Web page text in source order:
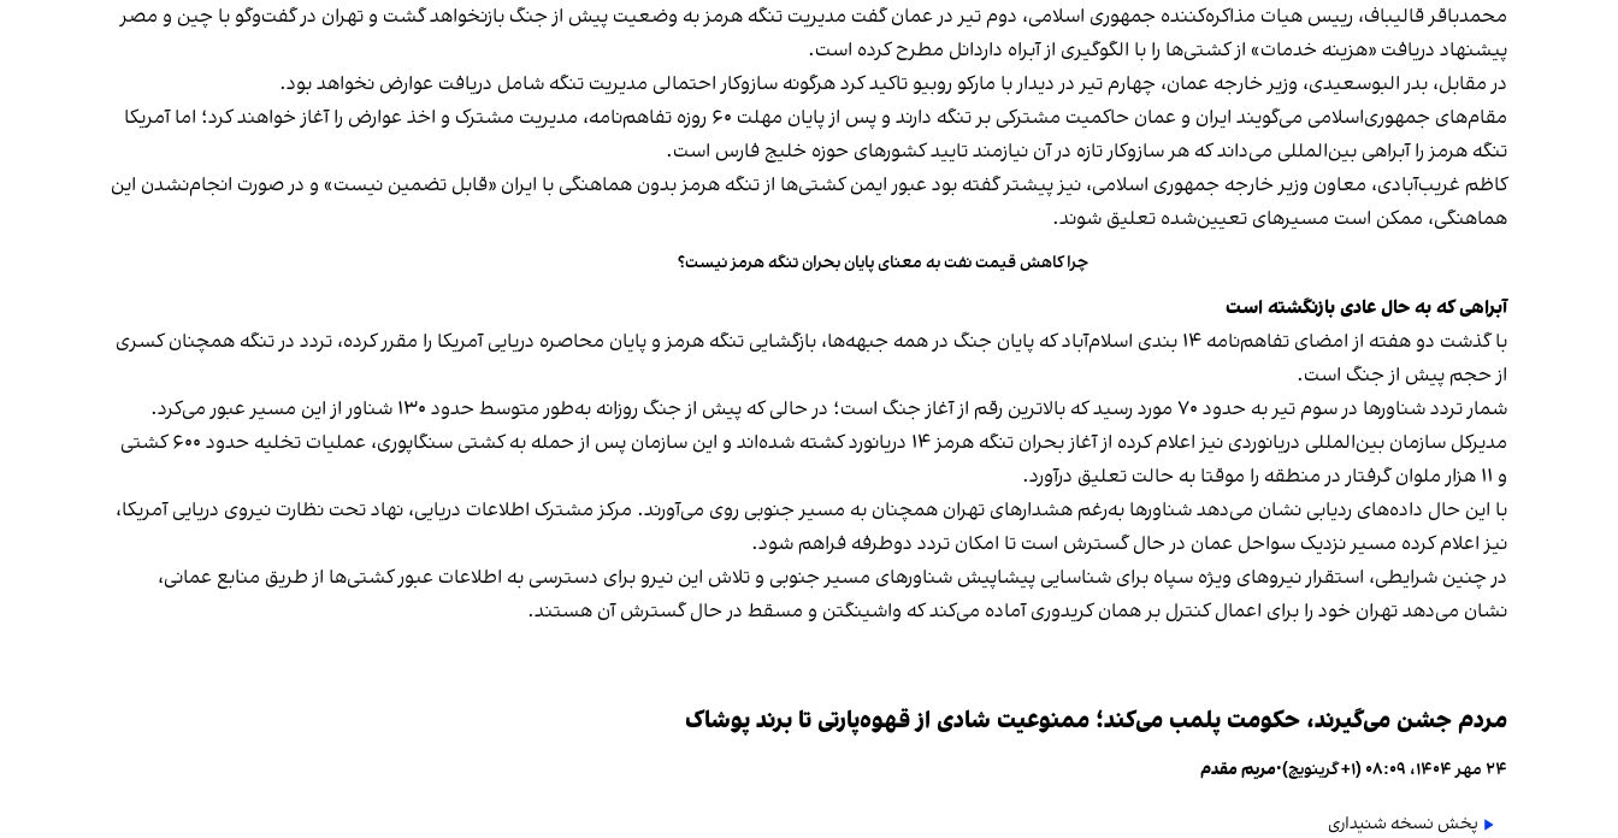
محمدباقر قالیباف، رییس هیات مذاکره‌کننده جمهوری اسلامی، دوم تیر در عمان گفت مدیریت تنگه هرمز به وضعیت پیش از جنگ بازنخواهد گشت و تهران در گفت‌وگو با چین و مصر
پیشنهاد دریافت «هزینه خدمات» از کشتی‌ها را با الگوگیری از آبراه داردانل مطرح کرده است.
در مقابل، بدر البوسعیدی، وزیر خارجه عمان، چهارم تیر در دیدار با مارکو روبیو تاکید کرد هرگونه سازوکار احتمالی مدیریت تنگه شامل دریافت عوارض نخواهد بود.
مقام‌های جمهوری‌اسلامی می‌گویند ایران و عمان حاکمیت مشترکی بر تنگه دارند و پس از پایان مهلت ۶۰ روزه تفاهم‌نامه، مدیریت مشترک و اخذ عوارض را آغاز خواهند کرد؛ اما آمریکا
تنگه هرمز را آبراهی بین‌المللی می‌داند که هر سازوکار تازه در آن نیازمند تایید کشورهای حوزه خلیج فارس است.
کاظم غریب‌آبادی، معاون وزیر خارجه جمهوری اسلامی، نیز پیشتر گفته بود عبور ایمن کشتی‌ها از تنگه هرمز بدون هماهنگی با ایران «قابل تضمین نیست» و در صورت انجام‌نشدن این
هماهنگی، ممکن است مسیرهای تعیین‌شده تعلیق شوند.
چرا کاهش قیمت نفت به معنای پایان بحران تنگه هرمز نیست؟
آبراهی که به حال عادی بازنگشته است
با گذشت دو هفته از امضای تفاهم‌نامه ۱۴ بندی اسلام‌آباد که پایان جنگ در همه جبهه‌ها، بازگشایی تنگه هرمز و پایان محاصره دریایی آمریکا را مقرر کرده، تردد در تنگه همچنان کسری
از حجم پیش از جنگ است.
شمار تردد شناورها در سوم تیر به حدود ۷۰ مورد رسید که بالاترین رقم از آغاز جنگ است؛ در حالی که پیش از جنگ روزانه به‌طور متوسط حدود ۱۳۰ شناور از این مسیر عبور می‌کرد.
مدیرکل سازمان بین‌المللی دریانوردی نیز اعلام کرده از آغاز بحران تنگه هرمز ۱۴ دریانورد کشته شده‌اند و این سازمان پس از حمله به کشتی سنگاپوری، عملیات تخلیه حدود ۶۰۰ کشتی
و ۱۱ هزار ملوان گرفتار در منطقه را موقتا به حالت تعلیق درآورد.
با این حال داده‌های ردیابی نشان می‌دهد شناورها به‌رغم هشدارهای تهران همچنان به مسیر جنوبی روی می‌آورند. مرکز مشترک اطلاعات دریایی، نهاد تحت نظارت نیروی دریایی آمریکا،
نیز اعلام کرده مسیر نزدیک سواحل عمان در حال گسترش است تا امکان تردد دوطرفه فراهم شود.
در چنین شرایطی، استقرار نیروهای ویژه سپاه برای شناسایی پیشاپیش شناورهای مسیر جنوبی و تلاش این نیرو برای دسترسی به اطلاعات عبور کشتی‌ها از طریق منابع عمانی،
نشان می‌دهد تهران خود را برای اعمال کنترل بر همان کریدوری آماده می‌کند که واشینگتن و مسقط در حال گسترش آن هستند.
مردم جشن می‌گیرند، حکومت پلمب می‌کند؛ ممنوعیت شادی از قهوه‌پارتی تا برند پوشاک
۲۴ مهر ۱۴۰۴، ۰۸:۰۹ (‎+۱ گرینویچ) •مریم مقدم
پخش نسخه شنیداری